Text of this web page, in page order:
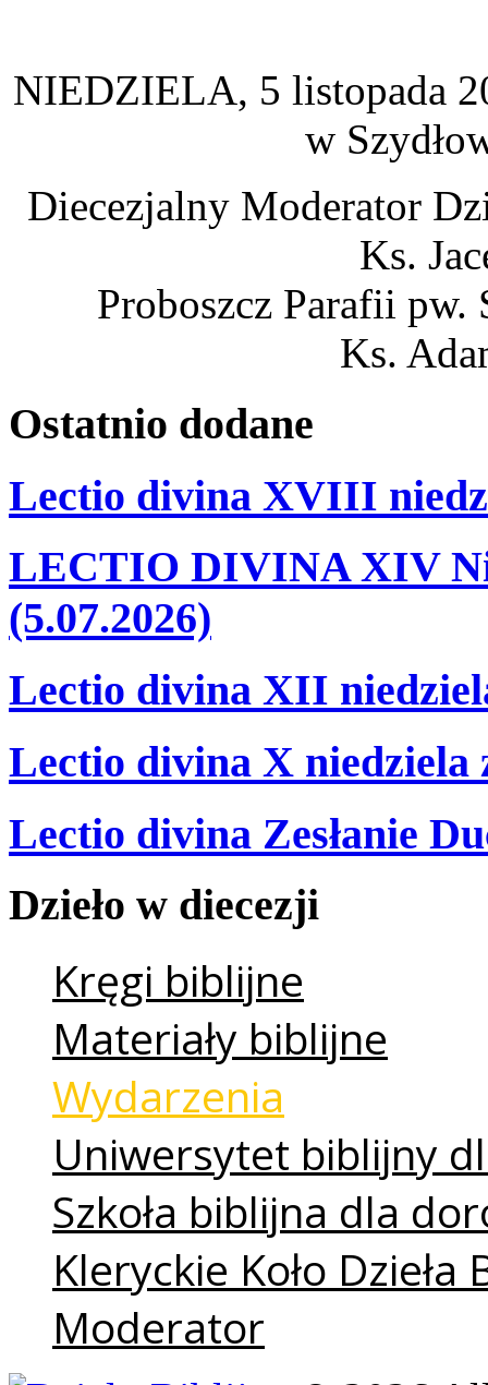
NIEDZIELA, 5 listopada
w
Diecezjalny Moderator
Ks.
Proboszcz Parafii pw.
Ks.
Ostatnio dodane
Lectio divina XVIII
LECTIO DIVINA XIV
(5.07.2026)
Lectio divina XII
Lectio divina X niedziela
Lectio divina Zesłanie
Dzieło w diecezji
Kręgi biblijne
Materiały biblijne
Wydarzenia
Uniwersytet biblijny
Szkoła biblijna dla
Kleryckie Koło
Moderator